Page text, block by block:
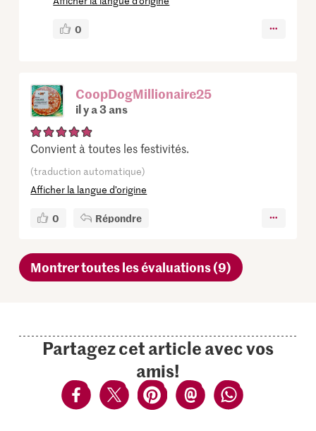
0
CoopDogMillionaire25
il y a 3 ans
Convient à toutes les festivités.
(traduction automatique)
Afficher la langue d’origine
0 Répondre
Montrer toutes les évaluations (9)
Partagez cet article avec vos
amis!